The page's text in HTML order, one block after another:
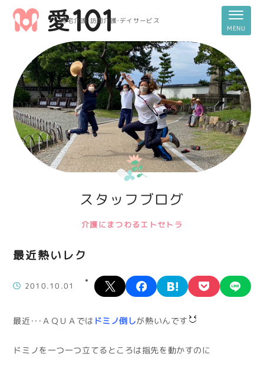
居宅介護・訪問介護・デイサービス
スタッフブログ
介護にまつわるエトセトラ
最近熱いレク
2010.10.01
X facebookhatena pocket
最近・・・ＡＱＵＡでは ドミノ倒しが熱いんです
ドミノを一つ一つ立てるところは指先を動かすのに